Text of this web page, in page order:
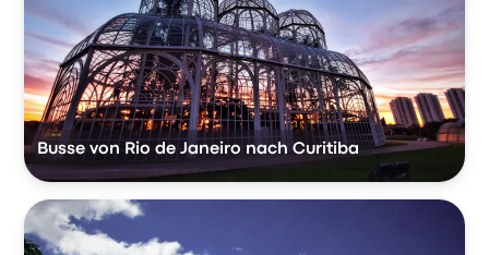
Busse von Rio de Janeiro nach Curitiba